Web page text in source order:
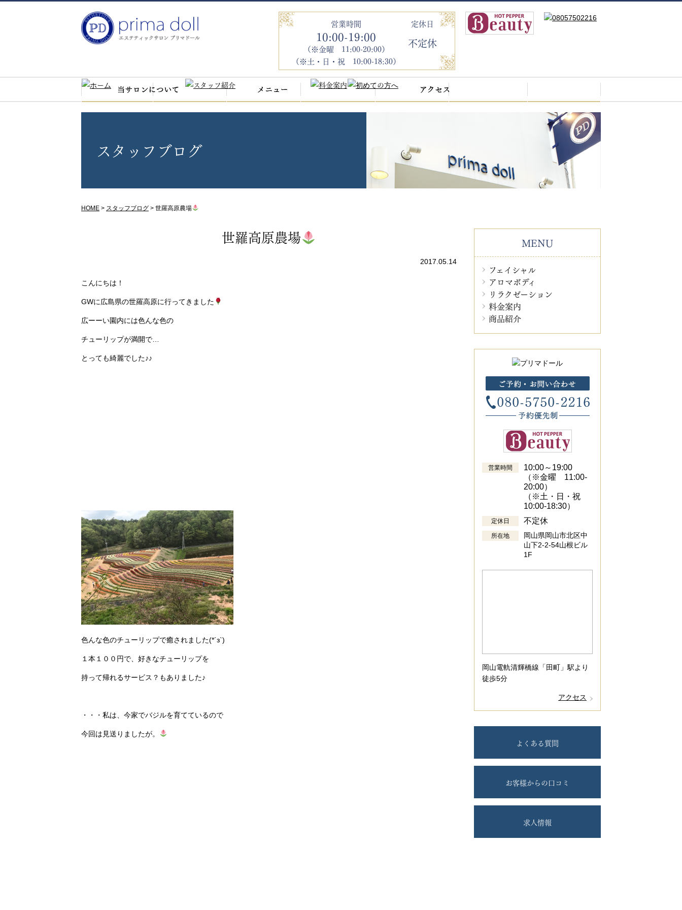
営業時間
10:00-19:00
（※金曜 11:00-20:00）
（※土・日・祝 10:00-18:30）
定休日
不定休
スタッフブログ
HOME > スタッフブログ > 世羅高原農場
世羅高原農場
2017.05.14
こんにちは！
GWに広島県の世羅高原に行ってきました
広ーーい園内には色んな色の
チューリップが満開で…
とっても綺麗でした♪♪
色んな色のチューリップで癒されました(*´з`)
１本１００円で、好きなチューリップを
持って帰れるサービス？もありました♪
・・・私は、今家でバジルを育てているので
今回は見送りましたが。
MENU
フェイシャル
アロマボディ
リラクゼーション
料金案内
商品紹介
営業時間
10:00～19:00
（※金曜 11:00-
20:00）
（※土・日・祝
10:00-18:30）
定休日 不定休
所在地
岡山県岡山市北区中
山下2-2-54山根ビル
1F
岡山電軌清輝橋線「田町」駅より
徒歩5分
アクセス
よくある質問
お客様からの口コミ
求人情報